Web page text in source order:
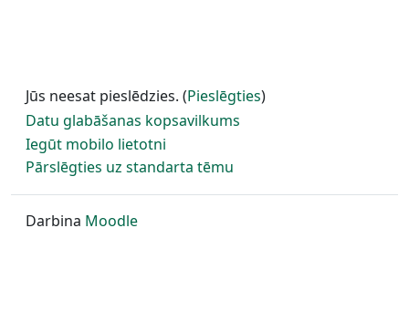
Jūs neesat pieslēdzies. (Pieslēgties)
Datu glabāšanas kopsavilkums
Iegūt mobilo lietotni
Pārslēgties uz standarta tēmu
Darbina Moodle